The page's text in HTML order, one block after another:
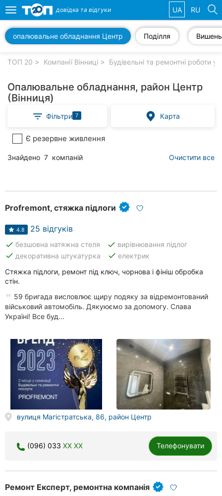
компанії
Популярні
рубрики:
Стоматології
Ветеринарні
Приватні
клініки
Автошколи
Ресторани
Всі
рубрики
Всі
міста:
Вінниця
Житомир
Тернопіль
Toggle
navigation
довідка та відгуки UA RU
Поділля
опалювальне обладнання Центр
ТОП 20 Компанії Вінниці Будівельні та ремонтні роботи у
Опалювальне обладнання, район Центр
(Вінниця)
Фільтри 7 Карта
Є резервне живлення
Знайдено 7 компаній Очистити все
Profremont, стяжка підлоги
4.8 25 відгуків
done безшовна натяжна стеля done вирівнювання підлог
done декоративна штукатурка done електрик
Стяжка підлоги, ремонт під ключ, чорнова і фініш обробка
стін.
59 бригада висловлює щиру подяку за відремонтований
військовий автомобіль. Дякуюємо за допомогу. Слава
Україні! Все буд...
вулиця Магістратська, 86, район Центр
(096) 033 XX XX Телефонувати
Ремонт Експерт, ремонтна компанія